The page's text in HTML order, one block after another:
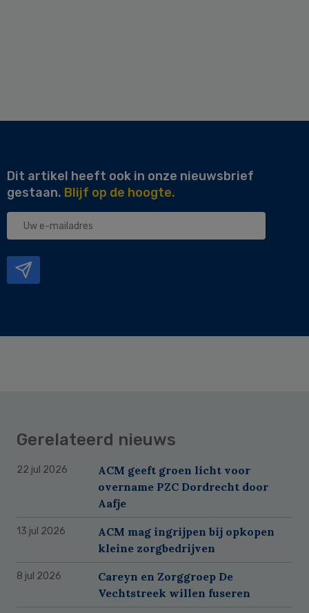
Dit artikel heeft ook in onze nieuwsbrief
gestaan. Blijf op de hoogte.
Uw
Gerelateerd nieuws
22 jul 2026
ACM geeft groen licht voor
overname PZC Dordrecht door
Aafje
13 jul 2026
ACM mag ingrijpen bij opkopen
kleine zorgbedrijven
8 jul 2026
Careyn en Zorggroep De
Vechtstreek willen fuseren